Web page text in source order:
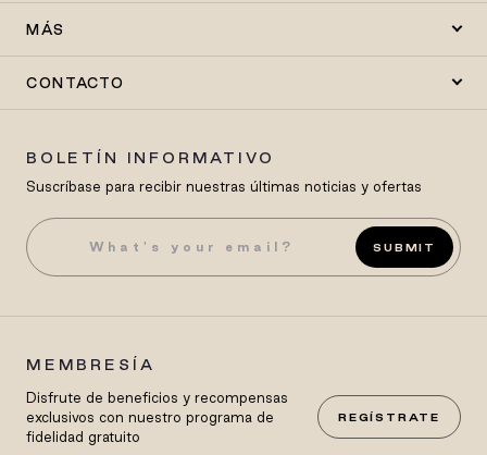
MÁS
CONTACTO
BOLETÍN INFORMATIVO
Suscríbase para recibir nuestras últimas noticias y ofertas
SUBMIT
MEMBRESÍA
Disfrute de beneficios y recompensas
exclusivos con nuestro programa de
fidelidad gratuito
REGÍSTRATE